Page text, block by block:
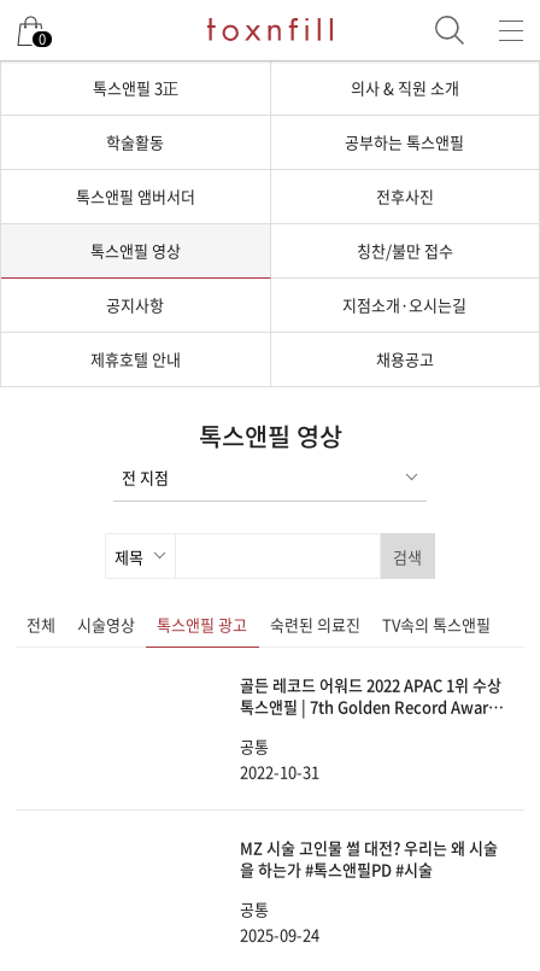
0
톡스앤필 3正 의사 & 직원 소개
학술활동 공부하는 톡스앤필
톡스앤필 앰버서더 전후사진
톡스앤필 영상 칭찬/불만 접수
공지사항 지점소개·오시는길
제휴호텔 안내 채용공고
톡스앤필 영상
검색
전체 시술영상 톡스앤필 광고 숙련된 의료진 TV속의 톡스앤필
골든 레코드 어워드 2022 APAC 1위 수상
톡스앤필 | 7th Golden Record Award
APAC 1st
공통
2022-10-31
MZ 시술 고인물 썰 대전? 우리는 왜 시술
을 하는가 #톡스앤필PD #시술
공통
2025-09-24